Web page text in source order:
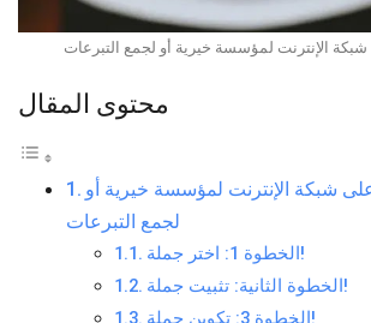
الإنترنت لمؤسسة خيرية أو لجمع التبرعات
محتوى المقال
شبكة الإنترنت لمؤسسة خيرية أو
لجمع التبرعات
الخطوة 1: اختر جملة!
الخطوة الثانية: تثبيت جملة!
الخطوة 3: تكوين جملة!